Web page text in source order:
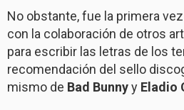
No obstante, fue la primera
con la colaboración de otros
para escribir las letras de los
recomendación del sello
mismo de Bad Bunnyy Eladio